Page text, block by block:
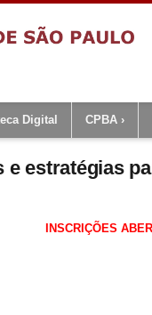
Digital CPBA
e estratégias
INSCRIÇÕES